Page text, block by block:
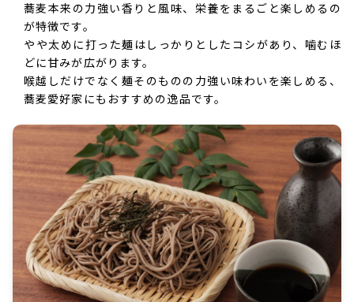
蕎麦本来の力強い香りと風味、栄養をまるごと楽しめるの
が特徴です。
やや太めに打った麺はしっかりとしたコシがあり、噛むほ
どに甘みが広がります。
喉越しだけでなく麺そのものの力強い味わいを楽しめる、
蕎麦愛好家にもおすすめの逸品です。